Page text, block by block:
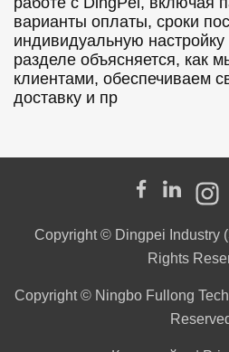
варианты оплаты, сроки
индивидуальную
разделе объясняется, как
клиентами, обеспечиваем
доставку и пр
Copyright © Dingpei Industry
Rights
Copyright © Ningbo Fullong